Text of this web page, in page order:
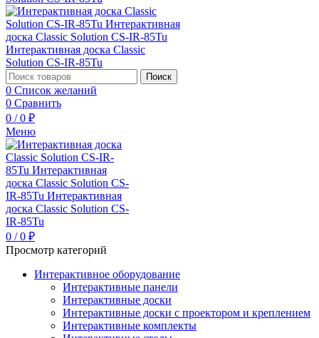
Поиск
0 Список желаний
0 Сравнить
0 / 0 ₽
Меню
0 / 0 ₽
Просмотр категорий
Интерактивное оборудование
Интерактивные панели
Интерактивные доски
Интерактивные доски с проектором и креплением
Интерактивные комплекты